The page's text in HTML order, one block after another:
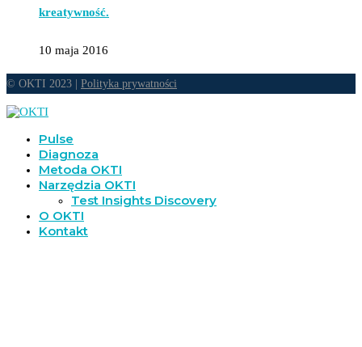
kreatywność.
10 maja 2016
© OKTI 2023 | Polityka prywatności
Pulse
Diagnoza
Metoda OKTI
Narzędzia OKTI
Test Insights Discovery
O OKTI
Kontakt